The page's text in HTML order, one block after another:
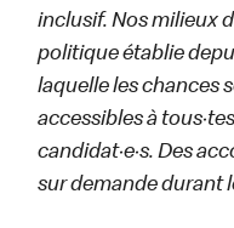
inclusif. Nos milieux
politique établie
laquelle les chances
accessibles à
candidat·e·s. Des
sur demande durant